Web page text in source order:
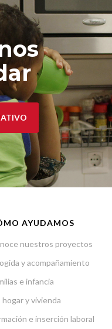
AYUDAMOS
nuestros proyectos
y acompañamiento
e infancia
hogar y vivienda
e inserción laboral